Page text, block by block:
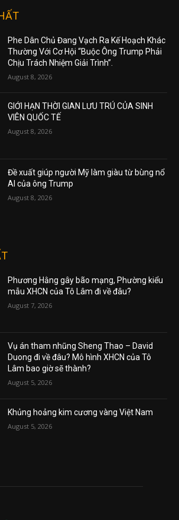
Phe Dân Chủ Đang Vạch Ra Kế Hoạch Khác
Thường Với Cơ Hội “Buộc Ông Trump Phải
Chịu Trách Nhiệm Giải Trình”.
August 8, 2026
GIỚI HẠN THỜI GIAN LƯU TRÚ CỦA SINH
VIÊN QUỐC TẾ
August 8, 2026
Đề xuất giúp người Mỹ làm giàu từ bùng nổ
AI của ông Trump
August 8, 2026
Phương Hằng gây bão mạng, Phường kiểu
mẫu XHCN của Tô Lâm đi về đâu?
August 7, 2026
Vụ án tham nhũng Sheng Thao – David
Duong đi về đâu? Mô hình XHCN của Tô
Lâm bao giờ sẽ thành?
August 5, 2026
Khủng hoảng kim cương vàng Việt Nam
August 5, 2026